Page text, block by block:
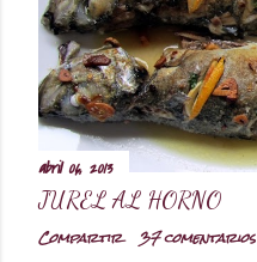
abril 06, 2013
JUREL AL HORNO
Compartir 37 comentarios